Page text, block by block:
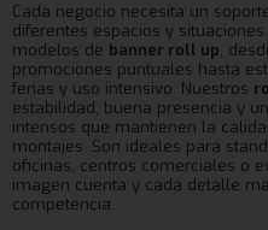
Cada negocio necesita un
diferentes espacios y
modelos de banner roll up,
promociones puntuales hasta
ferias y uso intensivo. Nuestros
estabilidad, buena presencia y
intensos que mantienen la
montajes. Son ideales para
oficinas, centros comerciales o
imagen cuenta y cada detalle
competencia.